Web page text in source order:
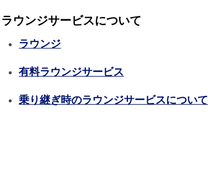
ラウンジサービスについて
ラウンジ
有料ラウンジサービス
乗り継ぎ時のラウンジサービスについて